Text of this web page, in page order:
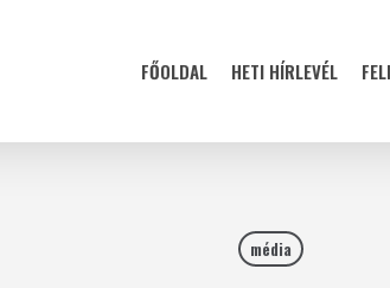
FŐOLDAL HETI HÍRLEVÉL
média